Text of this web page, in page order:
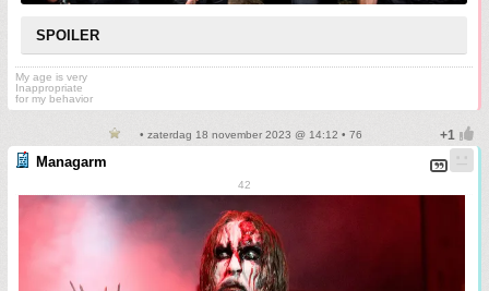
SPOILER
My age is very
Inappropriate
for my behavior
• zaterdag 18 november 2023 @ 14:12 • 76
Managarm
42